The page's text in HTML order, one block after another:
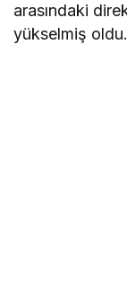
arasındaki
yükselmiş oldu.